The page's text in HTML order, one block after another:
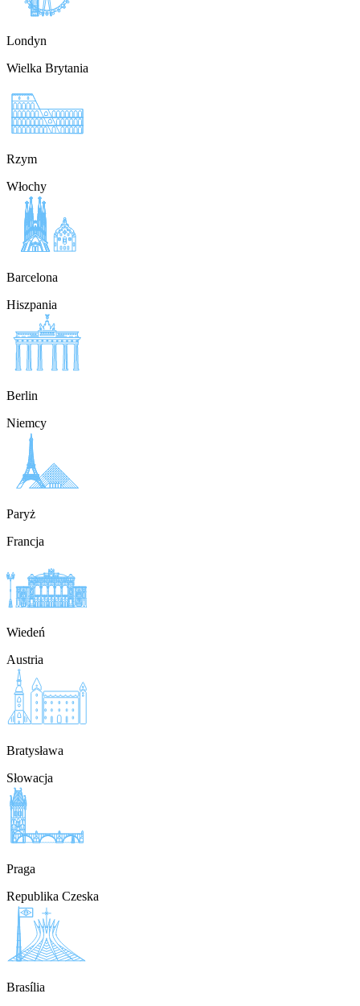
Londyn
Wielka Brytania
Rzym
Włochy
Barcelona
Hiszpania
Berlin
Niemcy
Paryż
Francja
Wiedeń
Austria
Bratysława
Słowacja
Praga
Republika Czeska
Brasília